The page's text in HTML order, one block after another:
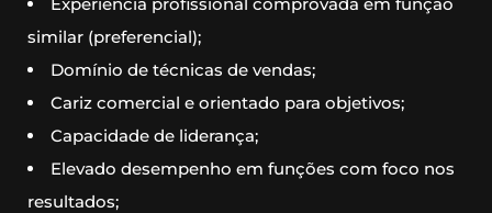
similar (preferencial);
Domínio de técnicas de vendas;
Cariz comercial e orientado para objetivos;
Capacidade de liderança;
Elevado desempenho em funções com foco nos
resultados;